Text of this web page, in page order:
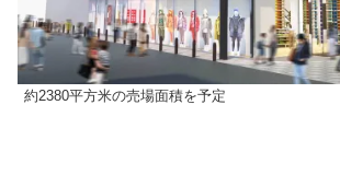
約2380平方米の売場面積を予定